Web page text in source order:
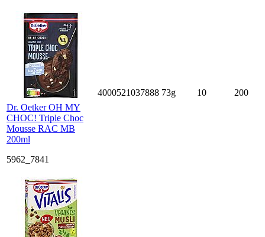
Dr. Oetker OH MY
CHOC! Triple Choc
Mousse RAC MB
200ml
5962_7841
4000521037888 73g 10 200